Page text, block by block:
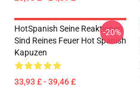
HotSpanish Seine Reaktionen
Sind Reines Feuer Hot Spanish
Kapuzen
33,93 £ - 39,46 £
-20%